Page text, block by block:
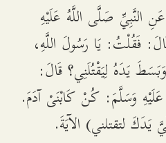
صَلَّى اللَّهُ عَلَيْهِ
فَقُلْتُ: يَا رَسُولَ اللَّهِ،
يَدَهُ لِيَقْتُلَنِي؟ قَالَ:
وَسَلَّمَ: كُنْ كَابْنَىْ آدَمَ.
لتقتلني) الآيَةَ.